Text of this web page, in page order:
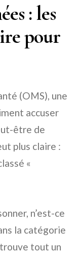
: les
pour
(OMS), une
accuser
être de
plus claire :
«
n’est-ce
la catégorie
tout un